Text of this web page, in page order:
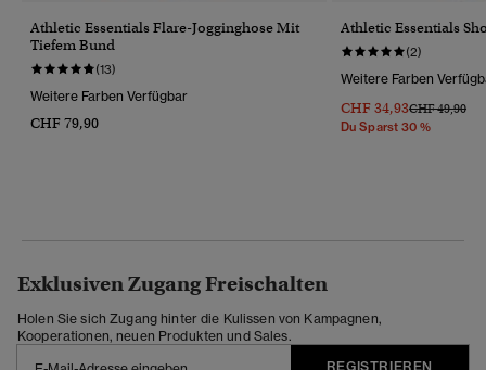
Athletic Essentials Flare-Jogginghose Mit
Tiefem Bund
(13)
Weitere Farben Verfügbar
CHF 79,90
Athletic Essentials
(2)
Weitere Farben
CHF 34,93Preis Wurde
CHF 49,90Bis
Du Sparst 30 %
Exklusiven Zugang Freischalten
Holen Sie sich Zugang hinter die Kulissen von Kampagnen,
Kooperationen, neuen Produkten und Sales.
REGISTRIEREN